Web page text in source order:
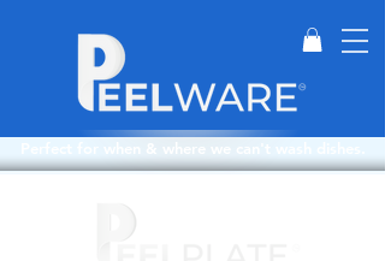
Perfect for when & where we can't wash dishes.